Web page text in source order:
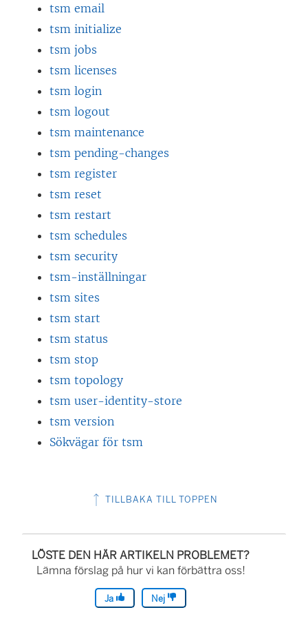
tsm email
tsm initialize
tsm jobs
tsm licenses
tsm login
tsm logout
tsm maintenance
tsm pending-changes
tsm register
tsm reset
tsm restart
tsm schedules
tsm security
tsm-inställningar
tsm sites
tsm start
tsm status
tsm stop
tsm topology
tsm user-identity-store
tsm version
Sökvägar för tsm
TILLBAKA TILL TOPPEN
LÖSTE DEN HÄR ARTIKELN PROBLEMET?
Lämna förslag på hur vi kan förbättra oss!
Ja Nej